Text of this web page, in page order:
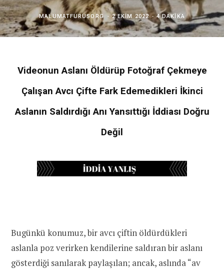
MALUMATFURUSORG 2 EKIM 2022 4 DAKIKA
Videonun Aslanı Öldürüp Fotoğraf Çekmeye
Çalışan Avcı Çifte Fark Edemedikleri İkinci
Aslanın Saldırdığı Anı Yansıttığı İddiası Doğru
Değil
Bugünkü konumuz, bir avcı çiftin öldürdükleri
aslanla poz verirken kendilerine saldıran bir aslanı
gösterdiği sanılarak paylaşılan; ancak, aslında “av